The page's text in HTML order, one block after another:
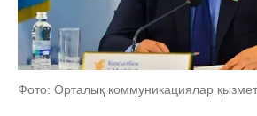
Фото: Орталық коммуникациялар